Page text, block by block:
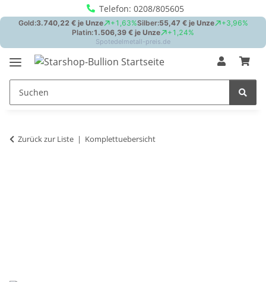
Telefon: 0208/805605
Zurück zur Liste Komplettuebersicht